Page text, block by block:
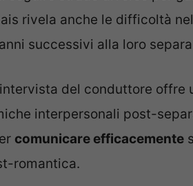
rivela anche le difficoltà
successivi alla loro
del conduttore offre
interpersonali post-
comunicare efficacemente
romantica.